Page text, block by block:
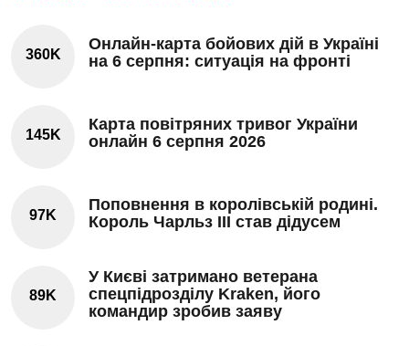
360K
Онлайн-карта бойових дій в Україні
на 6 серпня: ситуація на фронті
145K
Карта повітряних тривог України
онлайн 6 серпня 2026
97K
Поповнення в королівській родині.
Король Чарльз III став дідусем
89K
У Києві затримано ветерана
спецпідрозділу Kraken, його
командир зробив заяву